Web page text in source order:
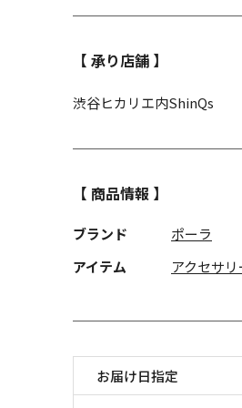
【 承り店舗 】
渋谷ヒカリエ内ShinQs
【 商品情報 】
ブランド
ポーラ
アイテム
アクセサ
お届け日指定